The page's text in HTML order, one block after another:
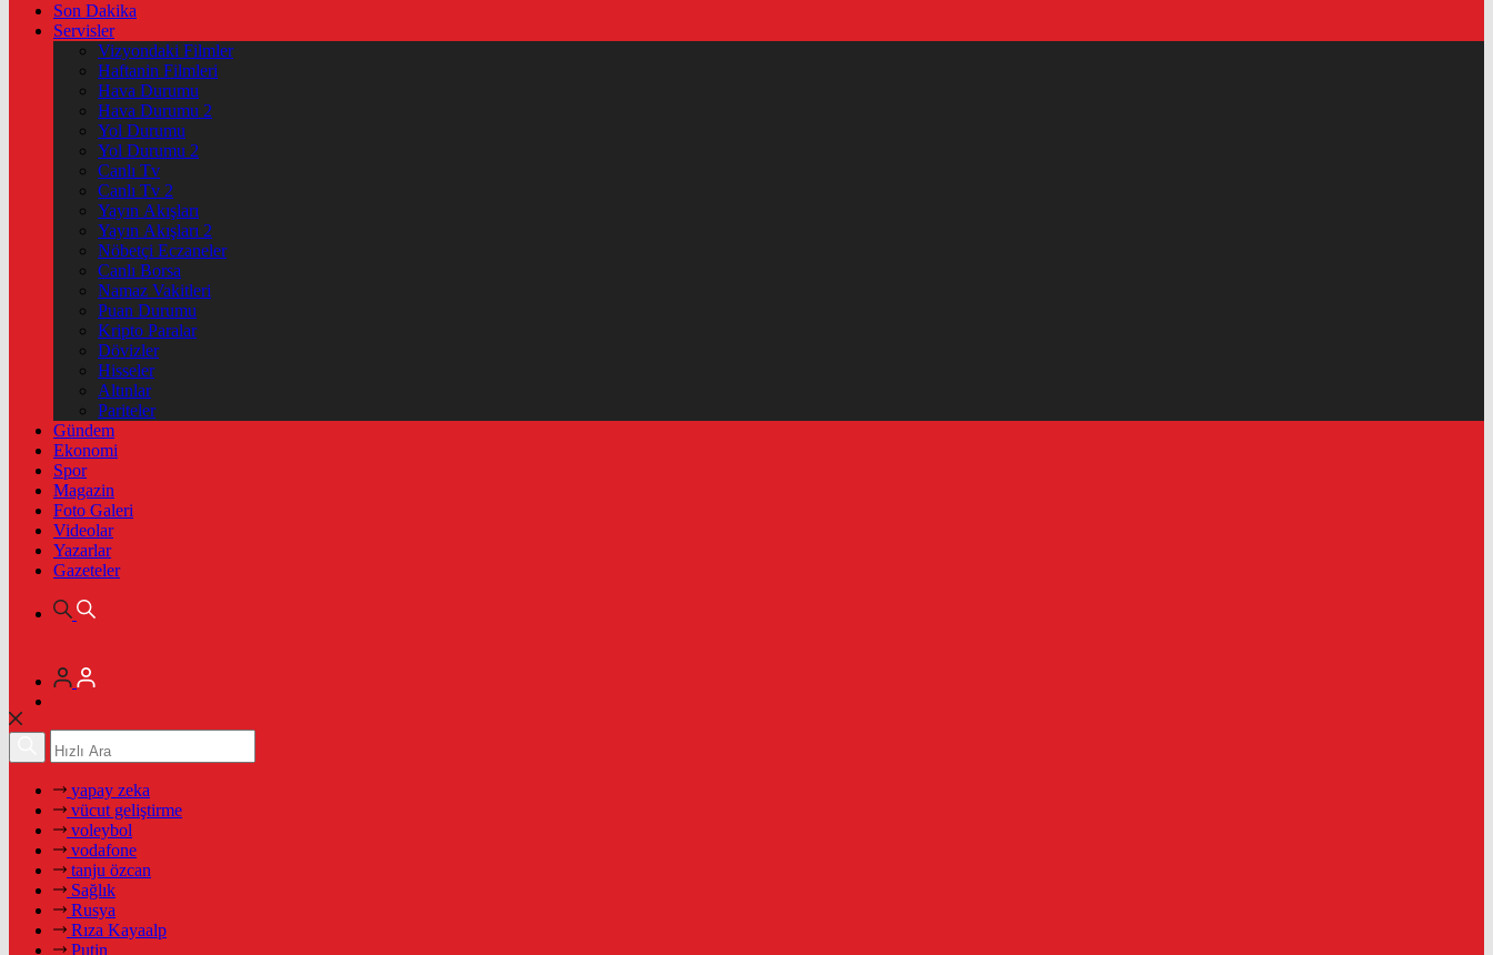
Son Dakika
Servisler
Vizyondaki Filmler
Haftanin Filmleri
Hava Durumu
Hava Durumu 2
Yol Durumu
Yol Durumu 2
Canlı Tv
Canlı Tv 2
Yayın Akışları
Yayın Akışları 2
Nöbetçi Eczaneler
Canlı Borsa
Namaz Vakitleri
Puan Durumu
Kripto Paralar
Dövizler
Hisseler
Altınlar
Pariteler
Gündem
Ekonomi
Spor
Magazin
Foto Galeri
Videolar
Yazarlar
Gazeteler
yapay zeka
vücut geliştirme
voleybol
vodafone
tanju özcan
Sağlık
Rusya
Rıza Kayaalp
Putin